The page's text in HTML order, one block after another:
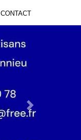
CONTACT
Next Slide